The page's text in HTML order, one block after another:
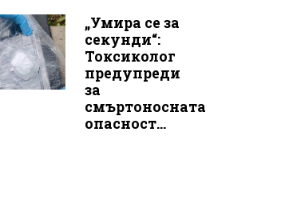
„Умира се за
секунди“:
Токсиколог
предупреди
за
смъртоносната
опасност...